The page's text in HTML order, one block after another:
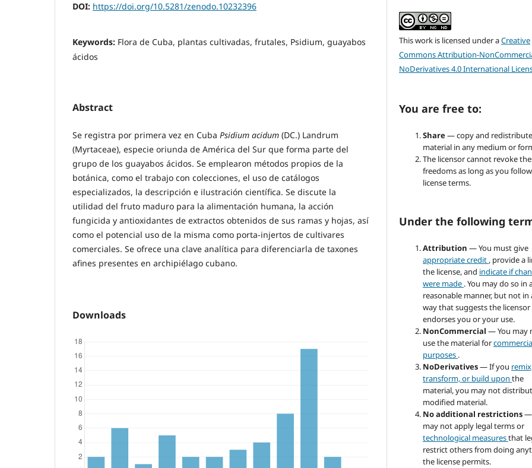
DOI: https://doi.org/10.5281/zenodo.10232396
Keywords: Flora de Cuba, plantas cultivadas, frutales, Psidium, guayabos
ácidos
Abstract
Se registra por primera vez en Cuba Psidium acidum (DC.) Landrum
(Myrtaceae), especie oriunda de América del Sur que forma parte del
grupo de los guayabos ácidos. Se emplearon métodos propios de la
botánica, como el trabajo con colecciones, el uso de catálogos
especializados, la descripción e ilustración científica. Se discute la
utilidad del fruto maduro para la alimentación humana, la acción
fungicida y antioxidantes de extractos obtenidos de sus ramas y hojas, así
como el potencial uso de la misma como porta-injertos de cultivares
comerciales. Se ofrece una clave analítica para diferenciarla de taxones
afines presentes en archipiélago cubano.
Downloads
This work is licensed under aCreative
Commons Attribution-
NoDerivatives 4.0 International
You are free to:
Share— copy and
material in any medium or
The licensor cannot revoke
freedoms as long as you
license terms.
Under the following
Attribution— You must give
appropriate credit , provide a
the license, and indicate if
were made . You may do so in
reasonable manner, but not in
way that suggests the licensor
endorses you or your use.
NonCommercial— You may
use the material for
purposes .
NoDerivatives— If you
transform, or build uponthe
material, you may not
modified material.
No additional restrictions—
may not apply legal terms or
technological measuresthat
restrict others from doing
the license permits.